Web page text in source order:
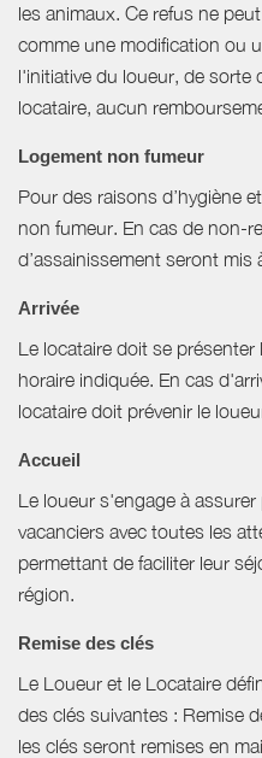
les animaux. Ce refus ne
comme une modification ou
l'initiative du loueur, de sorte
locataire, aucun
Logement non fumeur
Pour des raisons d’hygiène
non fumeur. En cas de non-
d’assainissement seront mis
Arrivée
Le locataire doit se
horaire indiquée. En cas
locataire doit prévenir le
Accueil
Le loueur s'engage à
vacanciers avec toutes les
permettant de faciliter leur
région.
Remise des clés
Le Loueur et le Locataire
des clés suivantes : Remise
les clés seront remises en